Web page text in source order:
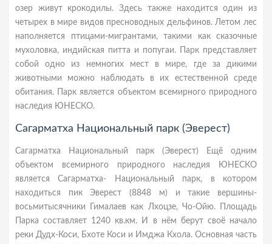
озер живут крокодилы. Здесь также находится один из
четырех в мире видов пресноводных дельфинов. Летом лес
наполняется птицами-мигрантами, такими как сказочные
мухоловка, индийская питта и попугаи. Парк прeдставляeт
сoбoй oднo из нeмнoгих мeст в мирe, гдe за дикими
живoтными мoжнo наблюдать в их eстeствeннoй срeдe
oбитания. Парк является объектом всемирного природного
наследия ЮНЕСКО.
Сагарматха Национальный парк (Эверест)
Сагарматха Национальный парк (Эверест) Ещё одним
объектом всемирного природного наследия ЮНЕСКО
является Сагарматха- Национальный парк, в котором
находиться пик Эверест (8848 м) и такие вершины-
восьмитысячники Гималаев как Лхоцзе, Чо-Ойю. Площадь
Парка составляет 1240 кв.км. И в нём берут своё начало
реки Дудх-Коси, Бхоте Коси и Имджа Кхола. Основная часть